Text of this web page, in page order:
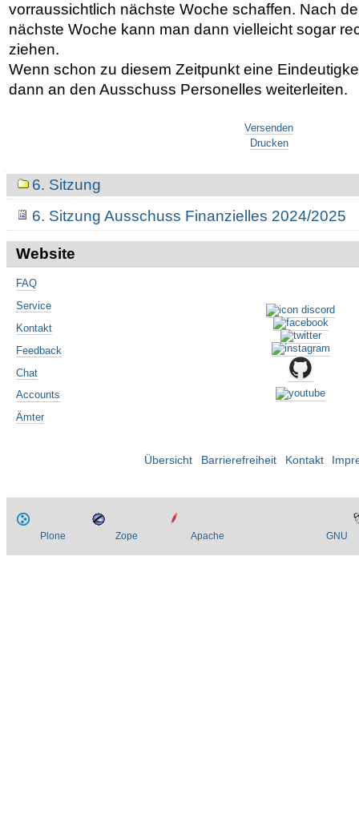
vorraussichtlich nächste Woche schaffen. Nach
nächste Woche kann man dann vielleicht sogar
ziehen.
Wenn schon zu diesem Zeitpunkt eine
dann an den Ausschuss Personelles weiterleiten.
Versenden
Drucken
Navigation6. Sitzung
6. Sitzung Ausschuss Finanzielles 2024/2025
Website
FAQ
Service
Kontakt
Feedback
Chat
Accounts
Ämter
Übersicht Barrierefreiheit Kontakt
Plone Zope Apache GNU